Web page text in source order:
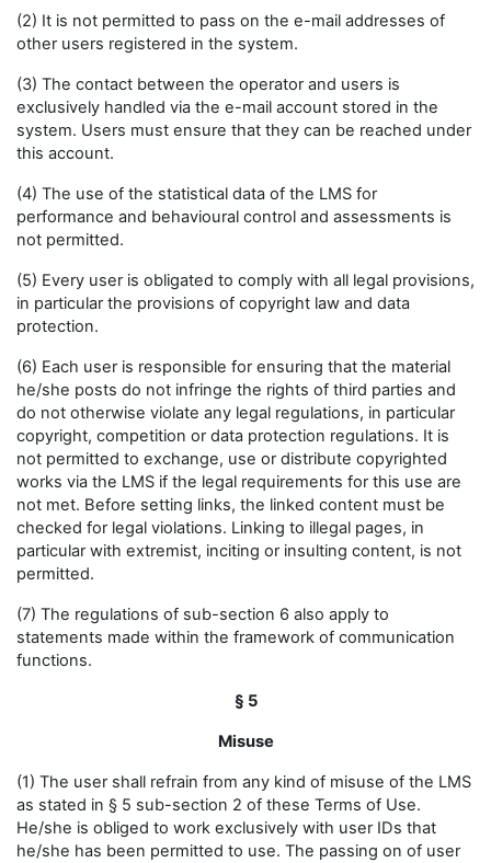
(2) It is not permitted to pass on the e-mail addresses of
other users registered in the system.
(3) The contact between the operator and users is
exclusively handled via the e-mail account stored in the
system. Users must ensure that they can be reached under
this account.
(4) The use of the statistical data of the LMS for
performance and behavioural control and assessments is
not permitted.
(5) Every user is obligated to comply with all legal provisions,
in particular the provisions of copyright law and data
protection.
(6) Each user is responsible for ensuring that the material
he/she posts do not infringe the rights of third parties and
do not otherwise violate any legal regulations, in particular
copyright, competition or data protection regulations. It is
not permitted to exchange, use or distribute copyrighted
works via the LMS if the legal requirements for this use are
not met. Before setting links, the linked content must be
checked for legal violations. Linking to illegal pages, in
particular with extremist, inciting or insulting content, is not
permitted.
(7) The regulations of sub-section 6 also apply to
statements made within the framework of communication
functions.
§ 5
Misuse
(1) The user shall refrain from any kind of misuse of the LMS
as stated in § 5 sub-section 2 of these Terms of Use.
He/she is obliged to work exclusively with user IDs that
he/she has been permitted to use. The passing on of user